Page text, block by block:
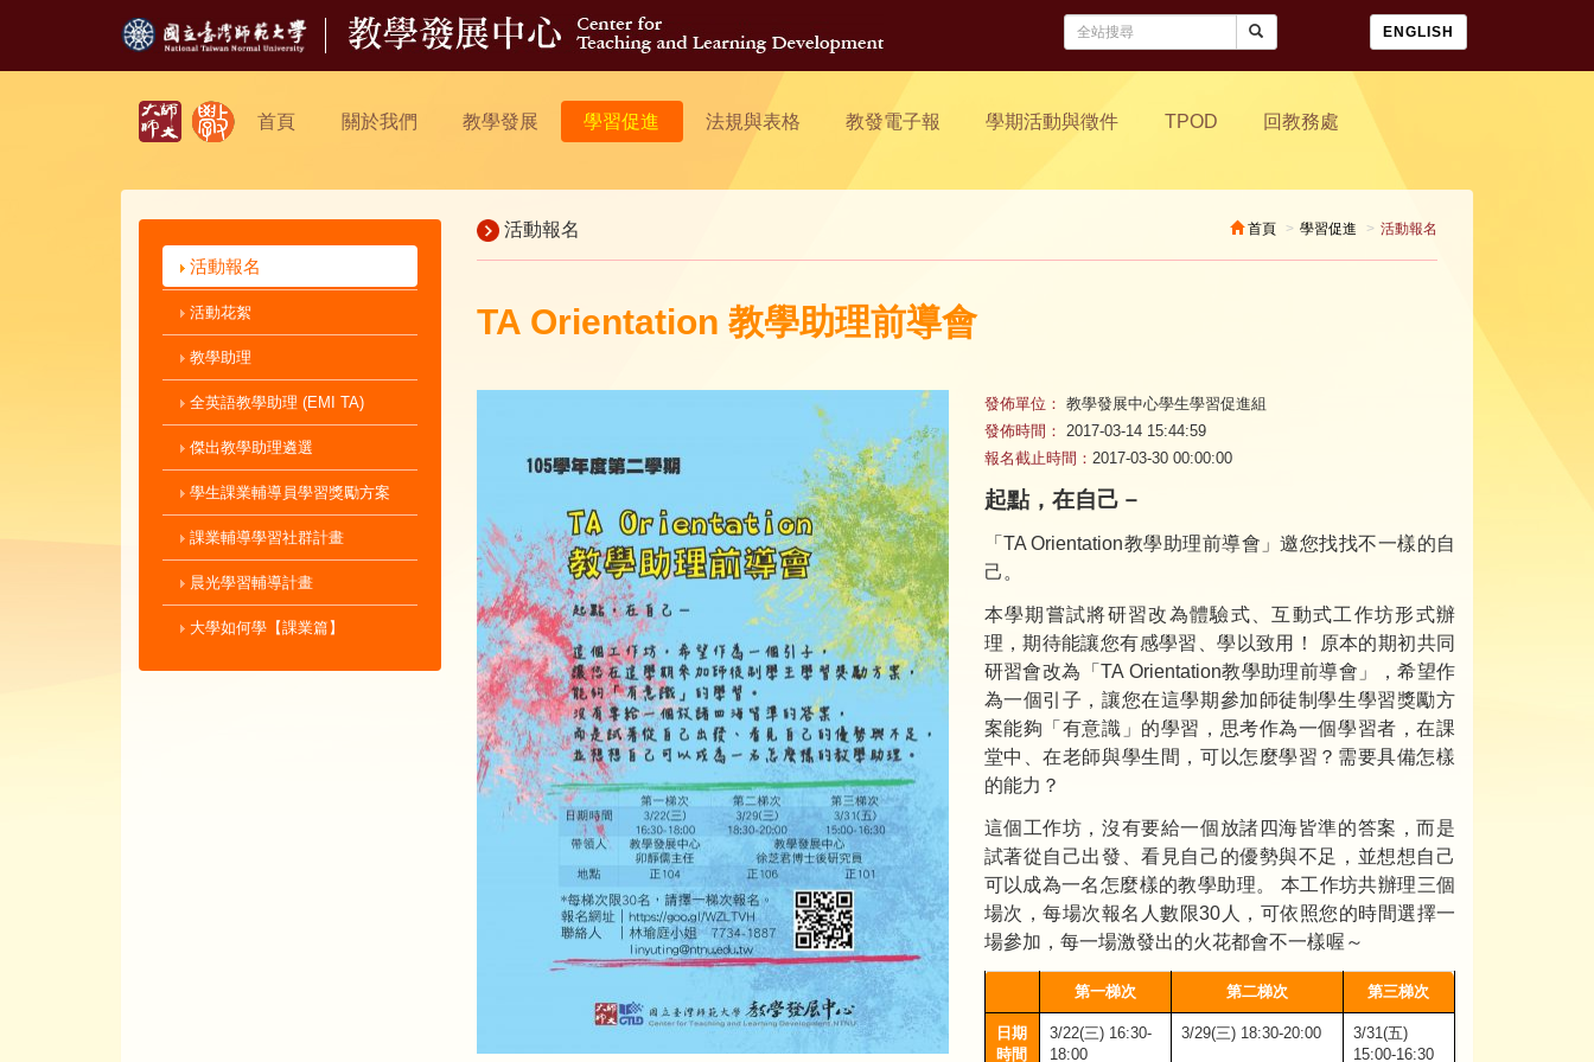
ENGLISH
首頁 關於我們 教學發展 學習促進 法規與表格 教發電子報 學期活動與徵件 TPOD 回教務處
活動報名
活動花絮
教學助理
全英語教學助理 (EMI TA)
傑出教學助理遴選
學生課業輔導員學習獎勵方案
課業輔導學習社群計畫
晨光學習輔導計畫
大學如何學【課業篇】
活動報名 首頁 學習促進 活動報名
TA Orientation 教學助理前導會
發佈單位： 教學發展中心學生學習促進組
發佈時間： 2017-03-14 15:44:59
報名截止時間： 2017-03-30 00:00:00
起點，在自己－
「TA Orientation教學助理前導會」邀您找找不一樣的自
己。
本學期嘗試將研習改為體驗式、互動式工作坊形式辦
理，期待能讓您有感學習、學以致用！ 原本的期初共同
研習會改為「TA Orientation教學助理前導會」，希望作
為一個引子，讓您在這學期參加師徒制學生學習獎勵方
案能夠「有意識」的學習，思考作為一個學習者，在課
堂中、在老師與學生間，可以怎麼學習？需要具備怎樣
的能力？
這個工作坊，沒有要給一個放諸四海皆準的答案，而是
試著從自己出發、看見自己的優勢與不足，並想想自己
可以成為一名怎麼樣的教學助理。 本工作坊共辦理三個
場次，每場次報名人數限30人，可依照您的時間選擇一
場參加，每一場激發出的火花都會不一樣喔～
第一梯次 第二梯次 第三梯次
日期
時間
3/22(三) 16:30-
18:00
3/29(三) 18:30-20:00
3/31(五)
15:00-16:30